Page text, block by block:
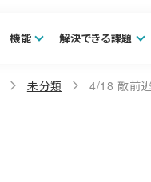
機能 解決できる課題
未分類 4/18 敵前逃